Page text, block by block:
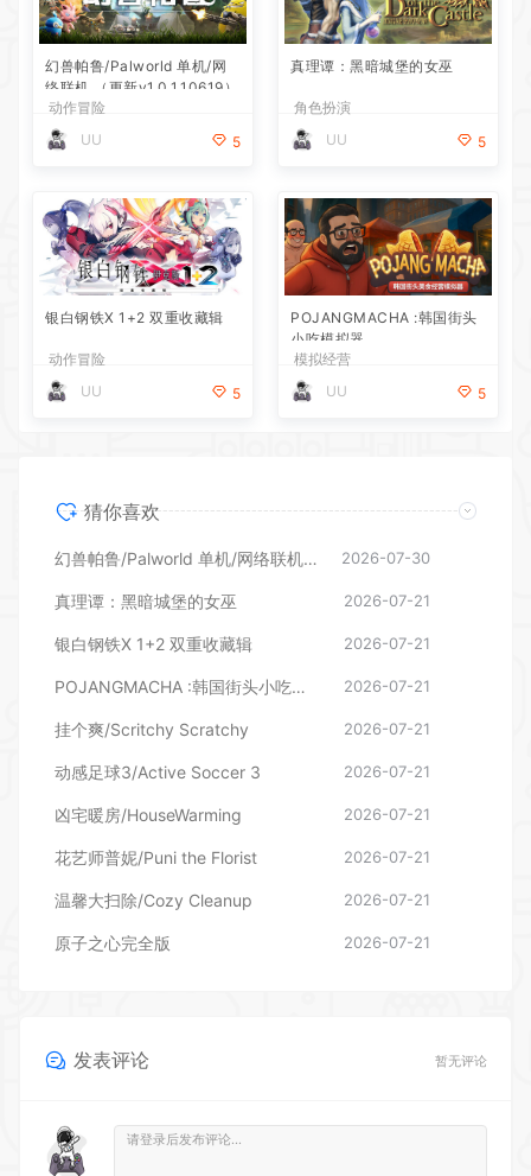
幻兽帕鲁/Palworld 单机/网
络联机 （更新v1.0.1.10619）
动作冒险
UU
5
真理谭：黑暗城堡的女巫
角色扮演
UU
5
银白钢铁X 1+2 双重收藏辑
动作冒险
UU
5
POJANGMACHA :韩国街头
小吃模拟器
模拟经营
UU
5
猜你喜欢
幻兽帕鲁/Palworld 单机/网络联机 （更新v1.0.1.10619） 2026-07-30
真理谭：黑暗城堡的女巫 2026-07-21
银白钢铁X 1+2 双重收藏辑 2026-07-21
POJANGMACHA :韩国街头小吃模拟器 2026-07-21
挂个爽/Scritchy Scratchy 2026-07-21
动感足球3/Active Soccer 3 2026-07-21
凶宅暖房/HouseWarming 2026-07-21
花艺师普妮/Puni the Florist 2026-07-21
温馨大扫除/Cozy Cleanup 2026-07-21
原子之心完全版 2026-07-21
发表评论 暂无评论